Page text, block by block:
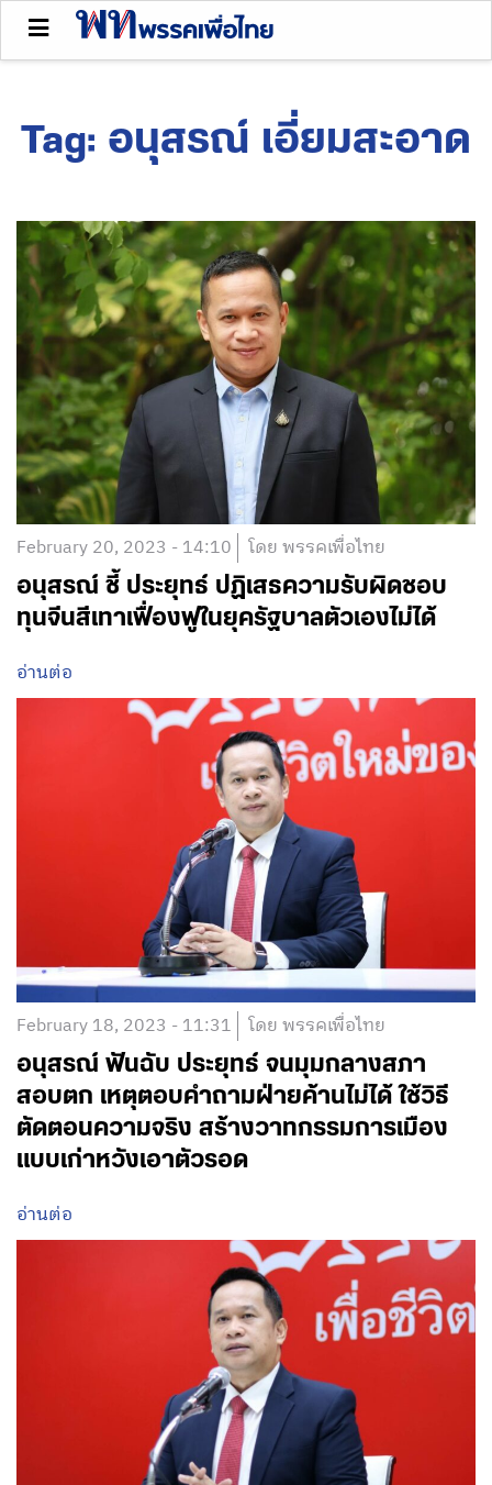
Tag: อนุสรณ์ เอี่ยมสะอาด
February 20, 2023 - 14:10 โดย พรรคเพื่อไทย
อนุสรณ์ ชี้ ประยุทธ์ ปฏิเสธความรับผิดชอบ
ทุนจีนสีเทาเฟื่องฟูในยุครัฐบาลตัวเองไม่ได้
อ่านต่อ
February 18, 2023 - 11:31 โดย พรรคเพื่อไทย
อนุสรณ์ ฟันฉับ ประยุทธ์ จนมุมกลางสภา
สอบตก เหตุตอบคำถามฝ่ายค้านไม่ได้ ใช้วิธี
ตัดตอนความจริง สร้างวาทกรรมการเมือง
แบบเก่าหวังเอาตัวรอด
อ่านต่อ